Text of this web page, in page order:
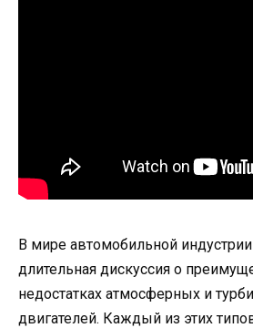
В мире автомобильной
длительная дискуссия о
недостатках атмосферных и
двигателей. Каждый из этих